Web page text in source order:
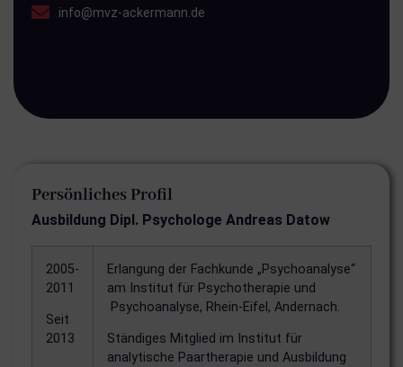
info@mvz-ackermann.de
Persönliches Profil
Ausbildung Dipl. Psychologe Andreas Datow
2005-
2011
Seit
2013
Erlangung der Fachkunde „Psychoanalyse“
am Institut für Psychotherapie und
Psychoanalyse, Rhein-Eifel, Andernach.
Ständiges Mitglied im Institut für
analytische Paartherapie und Ausbildung